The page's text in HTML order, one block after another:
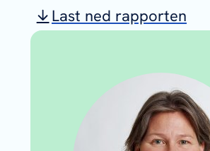
Last ned rapporten